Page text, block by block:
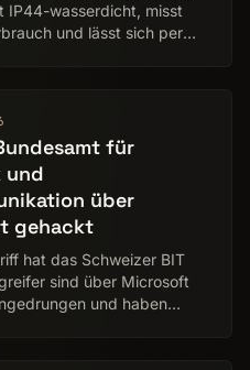
IP44-wasserdicht, misst
und lässt sich per
für
und
über
gehackt
hat das Schweizer BIT
sind über Microsoft
und haben